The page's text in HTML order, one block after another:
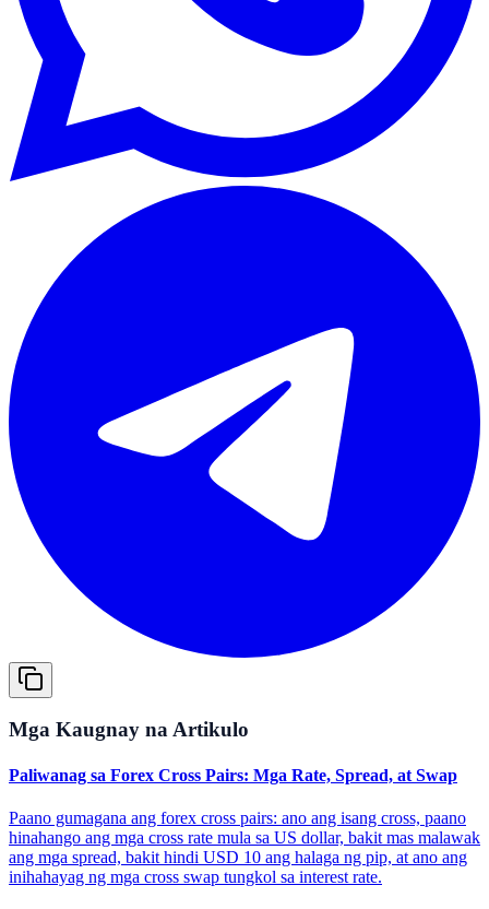
Mga Kaugnay na Artikulo
Paliwanag sa Forex Cross Pairs: Mga Rate, Spread, at Swap
Paano gumagana ang forex cross pairs: ano ang isang cross, paano
hinahango ang mga cross rate mula sa US dollar, bakit mas malawak
ang mga spread, bakit hindi USD 10 ang halaga ng pip, at ano ang
inihahayag ng mga cross swap tungkol sa interest rate.